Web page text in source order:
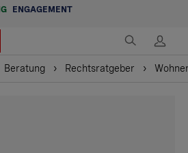
ENGAGEMENT
Beratung Rechtsratgeber